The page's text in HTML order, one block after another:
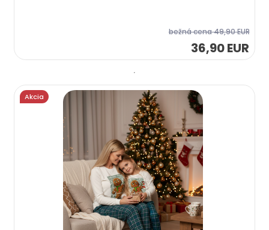
bežná cena49,90 EUR
36,90 EUR
Akcia